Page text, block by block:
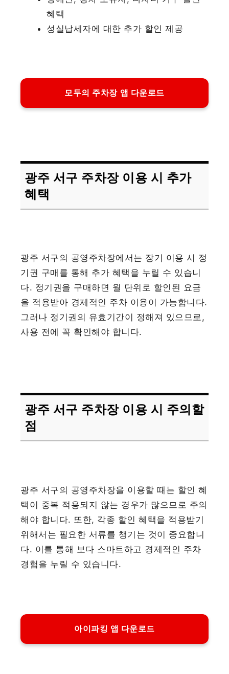
혜택
성실납세자에 대한 추가 할인 제공
모두의 주차장 앱 다운로드
광주 서구 주차장 이용 시 추가
혜택
광주 서구의 공영주차장에서는 장기 이용 시 정
기권 구매를 통해 추가 혜택을 누릴 수 있습니
다. 정기권을 구매하면 월 단위로 할인된 요금
을 적용받아 경제적인 주차 이용이 가능합니다.
그러나 정기권의 유효기간이 정해져 있으므로,
사용 전에 꼭 확인해야 합니다.
광주 서구 주차장 이용 시 주의할
점
광주 서구의 공영주차장을 이용할 때는 할인 혜
택이 중복 적용되지 않는 경우가 많으므로 주의
해야 합니다. 또한, 각종 할인 혜택을 적용받기
위해서는 필요한 서류를 챙기는 것이 중요합니
다. 이를 통해 보다 스마트하고 경제적인 주차
경험을 누릴 수 있습니다.
아이파킹 앱 다운로드